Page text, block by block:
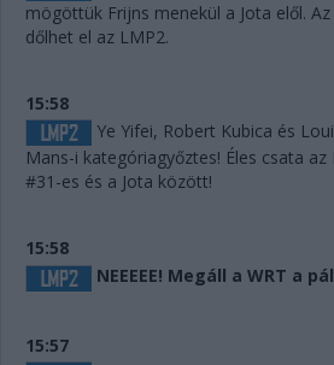
mögöttük Frijns menekül a Jota elől.
dőlhet el az LMP2.
15:58
Ye Yifei, Robert Kubica és
Mans-i kategóriagyőztes! Éles csata
#31-es és a Jota között!
15:58
NEEEEE! Megáll a WRT a
15:57